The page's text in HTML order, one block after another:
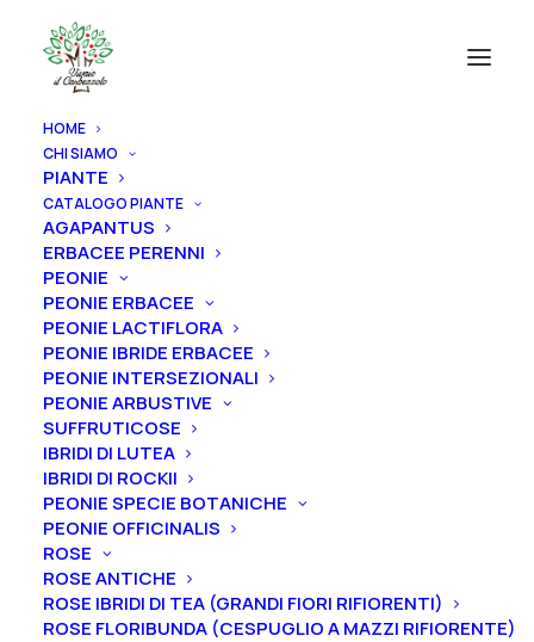
HOME
CHI SIAMO
PIANTE
CATALOGO PIANTE
AGAPANTUS
ERBACEE PERENNI
PEONIE
PEONIE ERBACEE
PEONIE LACTIFLORA
PEONIE IBRIDE ERBACEE
PEONIE INTERSEZIONALI
PEONIE ARBUSTIVE
SUFFRUTICOSE
IBRIDI DI LUTEA
IBRIDI DI ROCKII
PEONIE SPECIE BOTANICHE
PEONIE OFFICINALIS
ROSE
ROSE ANTICHE
ROSE IBRIDI DI TEA (GRANDI FIORI RIFIORENTI)
ROSE FLORIBUNDA (CESPUGLIO A MAZZI RIFIORENTE)
Home Iris Iris germanica
Iris germanica “London Walk”